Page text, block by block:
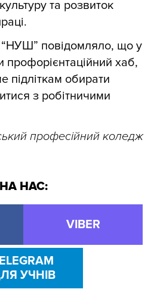
та розвиток
повідомляло, що у
профорієнтаційний хаб,
підліткам обирати
з робітничими
професійний коледж
НАС:
VIBER
УЧНІВ